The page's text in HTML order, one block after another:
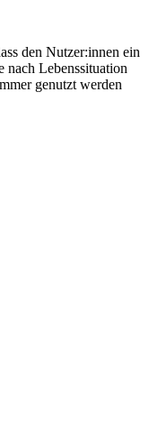
den Nutzer:innen ein
nach Lebenssituation
genutzt werden